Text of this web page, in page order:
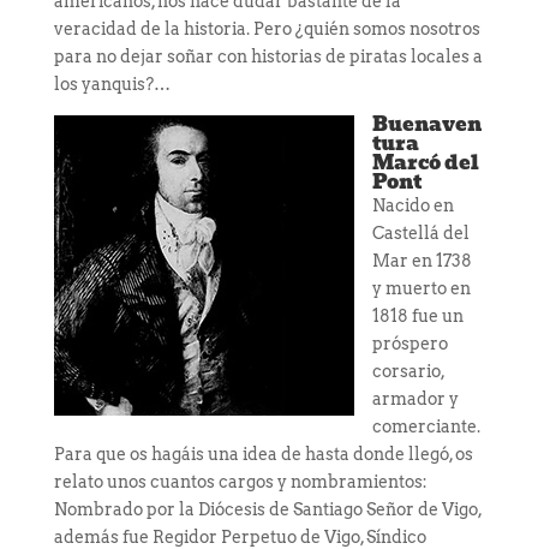
veracidad de la historia. Pero ¿quién somos nosotros
para no dejar soñar con historias de piratas locales a
los yanquis?…
Buenaven
tura
Marcó del
Pont
Nacido en
Castellá del
Mar en 1738
y muerto en
1818 fue un
próspero
corsario,
armador y
comerciante.
Para que os hagáis una idea de hasta donde llegó, os
relato unos cuantos cargos y nombramientos:
Nombrado por la Diócesis de Santiago Señor de Vigo,
además fue Regidor Perpetuo de Vigo, Síndico